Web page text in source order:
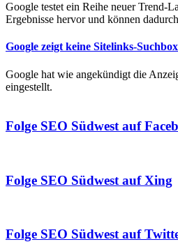
Google testet ein Reihe neuer Trend-
Ergebnisse hervor und können
Google zeigt keine Sitelinks-
Google hat wie angekündigt die
eingestellt.
Folge SEO Südwest auf
Folge SEO Südwest auf Xing
Folge SEO Südwest auf